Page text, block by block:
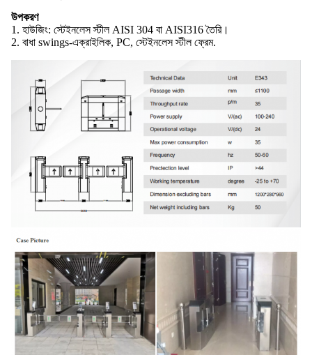
উপকরণ
1. হাউজিং: স্টেইনলেস স্টীল AISI 304 বা AISI316 তৈরি।
2. বাধা swings-এক্রাইলিক, PC, স্টেইনলেস স্টীল ফ্রেম.